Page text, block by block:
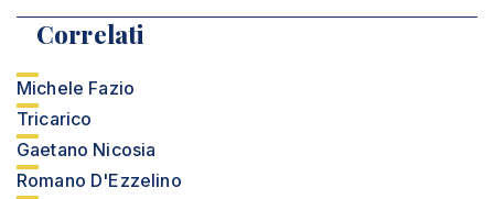
Correlati
Michele Fazio
Tricarico
Gaetano Nicosia
Romano D'Ezzelino